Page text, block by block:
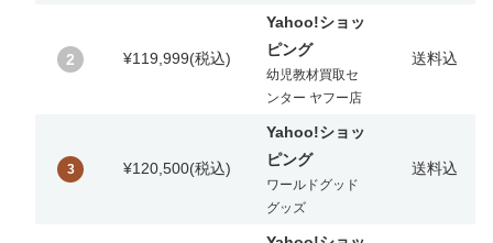
2 ¥119,999(税込)
Yahoo!ショッ
ピング
幼児教材買取セ
ンター ヤフー店
送料込
3 ¥120,500(税込)
Yahoo!ショッ
ピング
ワールドグッド
グッズ
送料込